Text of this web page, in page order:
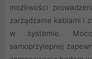
możliwości
zarządzanie kablami i
w systemie.
samoprzylepnej